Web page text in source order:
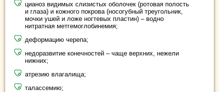
цианоз видимых слизистых оболочек (ротовая полость
и глаза) и кожного покрова (носогубный треугольник,
мочки ушей и ложе ногтевых пластин) – водно
нитратная метгемоглобинемия;
деформацию черепа;
недоразвитие конечностей – чаще верхних, нежели
нижних;
атрезию влагалища;
талассемию;